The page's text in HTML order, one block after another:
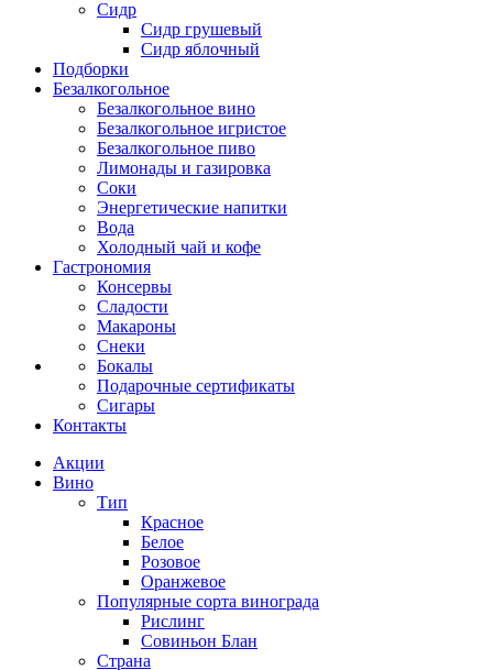
Сидр
Сидр грушевый
Сидр яблочный
Подборки
Безалкогольное
Безалкогольное вино
Безалкогольное игристое
Безалкогольное пиво
Лимонады и газировка
Соки
Энергетические напитки
Вода
Холодный чай и кофе
Гастрономия
Консервы
Сладости
Макароны
Снеки
Бокалы
Подарочные сертификаты
Сигары
Контакты
Акции
Вино
Тип
Красное
Белое
Розовое
Оранжевое
Популярные сорта винограда
Рислинг
Совиньон Блан
Страна